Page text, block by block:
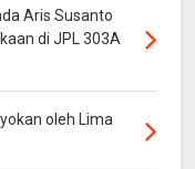
Aris Susanto
di JPL 303A
oleh Lima